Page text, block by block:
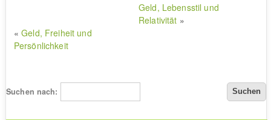
Geld, Lebensstil und
Relativität »
«Geld, Freiheit und
Persönlichkeit
Suchen nach: